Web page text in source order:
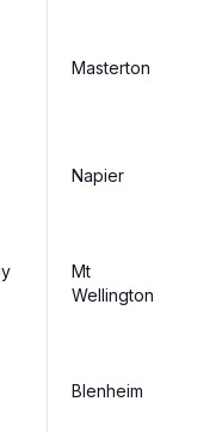
Masterton
Napier
Mt
Wellington
Blenheim